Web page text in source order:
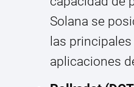
Solana se
las
aplicaciones